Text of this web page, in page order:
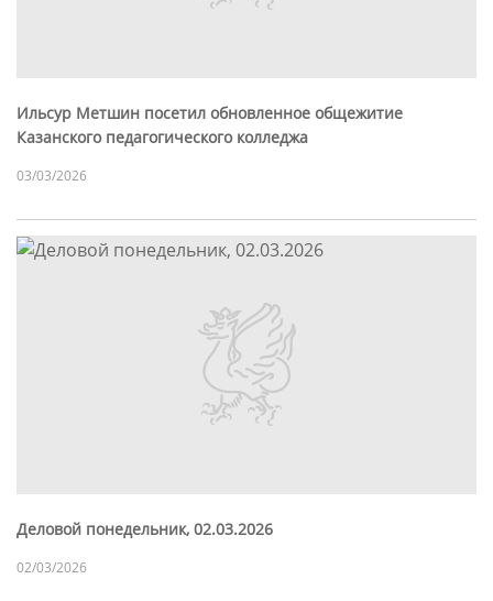
Ильсур Метшин посетил обновленное общежитие
Казанского педагогического колледжа
03/03/2026
Деловой понедельник, 02.03.2026
02/03/2026